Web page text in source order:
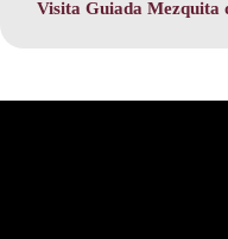
Visita Guiada Mezquita